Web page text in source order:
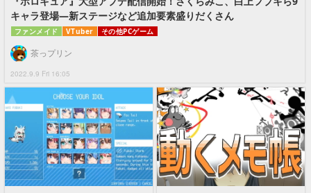
キャラ登場―新ステージなど追加要素盛りだくさん
ファンメイド VTuber その他PCゲーム
2022.9.9 Fri 16:05
茶っプリン